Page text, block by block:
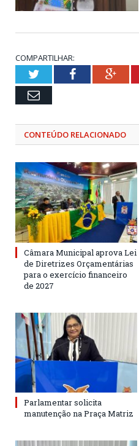
COMPARTILHAR:
TwitterFacebook
Email
CONTEÚDO RELACIONADO
Câmara Municipal aprova Lei
de Diretrizes Orçamentárias
para o exercício financeiro
de 2027
Parlamentar solicita
manutenção na Praça Matriz